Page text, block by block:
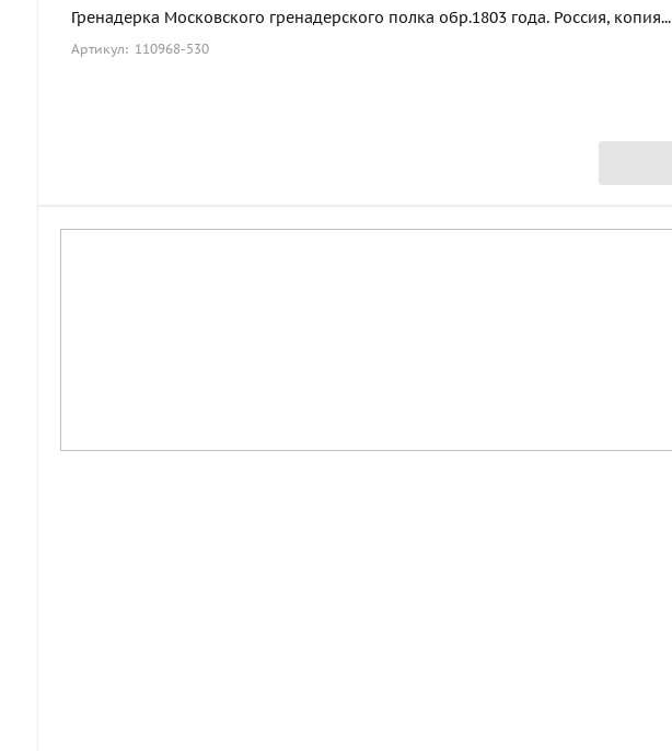
Гренадерка Московского гренадерского полка обр.1803 года. Россия, копия...
Артикул: 110968-530